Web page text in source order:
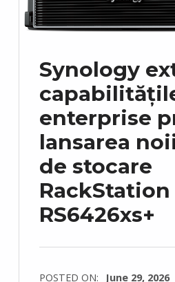
Synology
enterprise
lansarea
de stocare
RackStation
RS6426xs+
POSTED ON:
June 29, 2026